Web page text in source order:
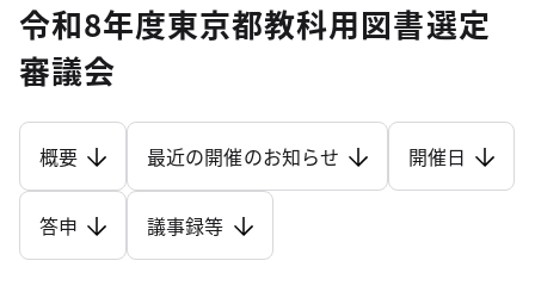
令和8年度東京都教科用図書選定
審議会
概要 最近の開催のお知らせ 開催日
答申 議事録等